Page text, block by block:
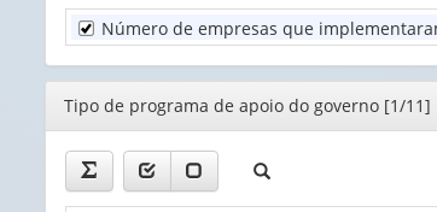
(1)
Número de empresas que
Editor
Tipo de programa de apoio do governo [1/11]